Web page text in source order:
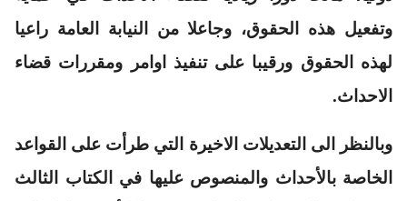
وتفعيل هذه الحقوق، وجاعلا من النيابة العامة راعيا
لهذه الحقوق ورقيبا على تنفيذ اوامر ومقررات قضاء
الاحداث.
وبالنظر الى التعديلات الاخيرة التي طرأت على القواعد
الخاصة بالأحداث والمنصوص عليها في الكتاب الثالث